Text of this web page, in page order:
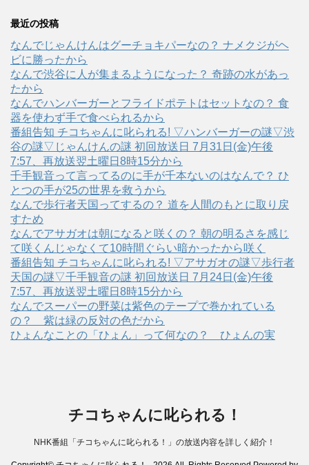
最近の投稿
なんでじゃんけんはグーチョキパーなの？ ナメクジがヘ
ビに勝ったから
なんで渋谷に人が集まるようになった？ 奇跡の水があっ
たから
なんでハンバーガーとフライドポテトはセットなの？ 食
器を使わず手で食べられるから
番組告知 チコちゃんに叱られる! ▽ハンバーガーの謎▽渋
谷の謎▽じゃんけんの謎 初回放送日 7月31日(金)午後
7:57、再放送翌土曜日8時15分から
千手観音って言ってるのに手が千本ないのはなんで？ ひ
とつの手が25の世界を救うから
なんで歩行者天国ってするの？ 道を人間のもとに取り戻
すため
なんでアサガオは朝になると咲くの？ 朝の明るさを感じ
て咲くんじゃなくて10時間ぐらい暗かったから咲く
番組告知 チコちゃんに叱られる! ▽アサガオの謎▽歩行者
天国の謎▽千手観音の謎 初回放送日 7月24日(金)午後
7:57、再放送翌土曜日8時15分から
なんでスーパーの野菜は紫色のテープで巻かれている
の？ 紫は緑の反対の色だから
ひょんなことの「ひょん」って何なの？ ひょんの実
チコちゃんに叱られる！
NHK番組「チコちゃんに叱られる！」の放送内容を詳しく紹介！